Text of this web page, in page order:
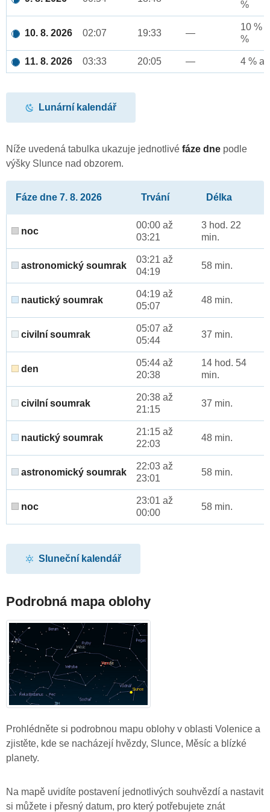
%
10. 8. 2026 02:07 19:33 —
10 %
%
11. 8. 2026 03:33 20:05 — 4 %
Lunární kalendář
Níže uvedená tabulka ukazuje jednotlivé fáze dne podle
výšky Slunce nad obzorem.
Fáze dne 7. 8. 2026 Trvání Délka
noc
00:00 až
03:21
3 hod. 22
min.
astronomický soumrak
03:21 až
04:19
58 min.
nautický soumrak
04:19 až
05:07
48 min.
civilní soumrak
05:07 až
05:44
37 min.
den
05:44 až
20:38
14 hod. 54
min.
civilní soumrak
20:38 až
21:15
37 min.
nautický soumrak
21:15 až
22:03
48 min.
astronomický soumrak
22:03 až
23:01
58 min.
noc
23:01 až
00:00
58 min.
Sluneční kalendář
Podrobná mapa oblohy
Prohlédněte si podrobnou mapu oblohy v oblasti Volenice a
zjistěte, kde se nacházejí hvězdy, Slunce, Měsíc a blízké
planety.
Na mapě uvidíte postavení jednotlivých souhvězdí a nastavit
si můžete i přesný datum, pro který potřebujete znát